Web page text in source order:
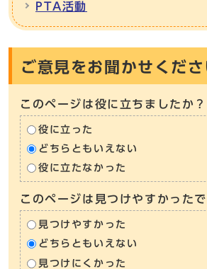
PTA活動
ご意見をお聞かせくださ
このページは役に立ちましたか？
役に立った
どちらともいえない
役に立たなかった
このページは見つけやすかったで
見つけやすかった
どちらともいえない
見つけにくかった